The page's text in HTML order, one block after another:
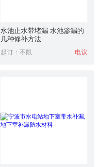
水池止水带堵漏 水池渗漏的
几种修补方法
起订：不限 电议